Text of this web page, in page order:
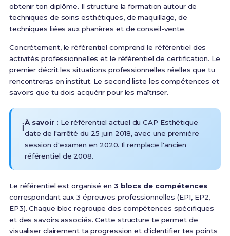
obtenir ton diplôme. Il structure la formation autour de
techniques de soins esthétiques, de maquillage, de
techniques liées aux phanères et de conseil-vente.
Concrètement, le référentiel comprend le référentiel des
activités professionnelles et le référentiel de certification. Le
premier décrit les situations professionnelles réelles que tu
rencontreras en institut. Le second liste les compétences et
savoirs que tu dois acquérir pour les maîtriser.
ℹ️À savoir : Le référentiel actuel du CAP Esthétique
date de l'arrêté du 25 juin 2018, avec une première
session d'examen en 2020. Il remplace l'ancien
référentiel de 2008.
Le référentiel est organisé en 3 blocs de compétences
correspondant aux 3 épreuves professionnelles (EP1, EP2,
EP3). Chaque bloc regroupe des compétences spécifiques
et des savoirs associés. Cette structure te permet de
visualiser clairement ta progression et d'identifier tes points